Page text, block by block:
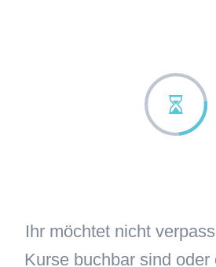
Ihr möchtet nicht
Kurse buchbar sind oder